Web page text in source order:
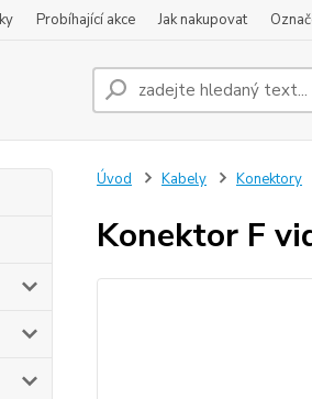
Probíhající akce Jak nakupovat
Úvod Kabely Konektory
Konektor F